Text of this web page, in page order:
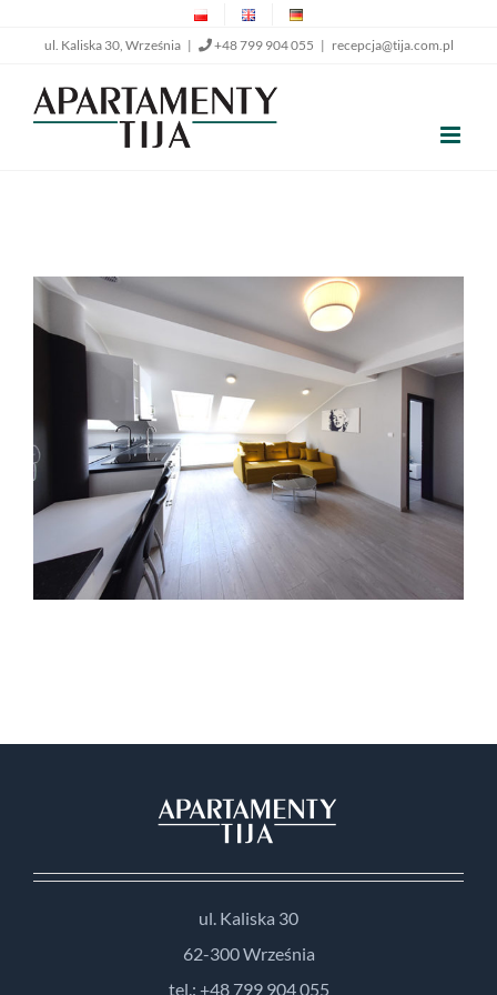
zawartości
ul. Kaliska 30, Września | +48 799 904 055 | recepcja@tija.com.pl
ul. Kaliska 30
62-300 Września
tel.: +48 799 904 055